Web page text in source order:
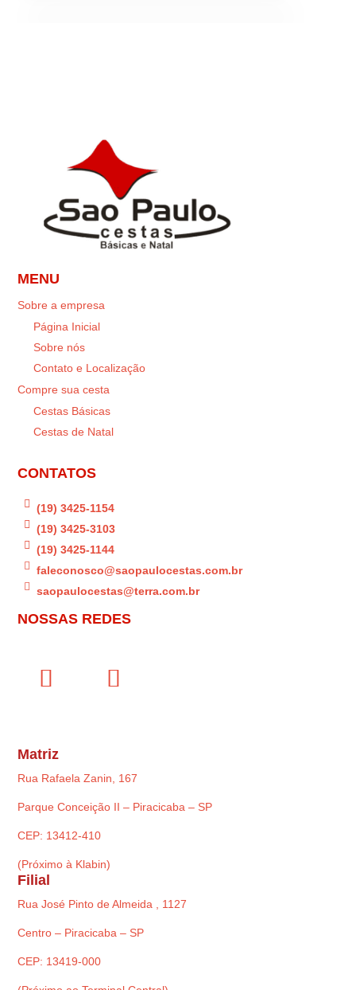
MENU
Sobre a empresa
Página Inicial
Sobre nós
Contato e Localização
Compre sua cesta
Cestas Básicas
Cestas de Natal
CONTATOS
 (19) 3425-1154
 (19) 3425-3103
 (19) 3425-1144
 faleconosco@saopaulocestas.com.br
 saopaulocestas@terra.com.br
NOSSAS REDES
Matriz
Rua Rafaela Zanin, 167
Parque Conceição II – Piracicaba – SP
CEP: 13412-410
(Próximo à Klabin)
Filial
Rua José Pinto de Almeida , 1127
Centro – Piracicaba – SP
CEP: 13419-000